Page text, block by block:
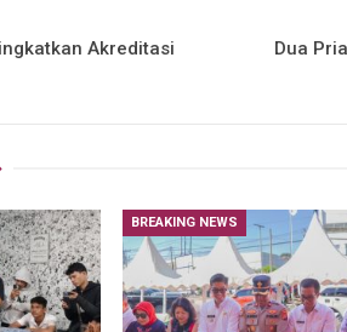
Akreditasi
Dua
BREAKING NEWS